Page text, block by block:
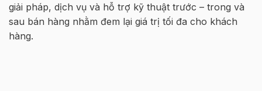
Hà
Nội
giải pháp, dịch vụ và hỗ trợ kỹ thuật trước – trong và
sau bán hàng nhằm đem lại giá trị tối đa cho khách
hàng.